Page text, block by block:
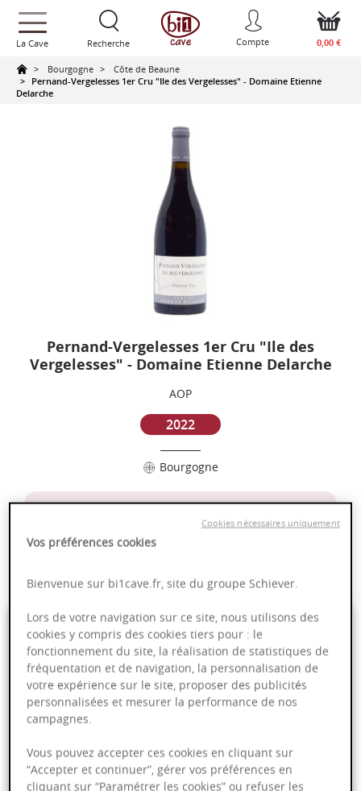
text.skipToContent
text.skipToNavigation
La Cave Recherche Compte 0,00 €
Bourgogne
Côte de Beaune
Pernand-Vergelesses 1er Cru "Ile des Vergelesses" - Domaine Etienne
Delarche
Pernand-Vergelesses 1er Cru "Ile des
Vergelesses" - Domaine Etienne Delarche
AOP
2022
Bourgogne
Puissant
Epicé
49,00 €
75cl- soit65,33 €/ L
Ajouter au panier
Vos préférences cookies
Bienvenue sur bi1cave.fr, site du groupe Schiever.
Lors de votre navigation sur ce site, nous utilisons des
cookies y compris des cookies tiers pour : le
fonctionnement du site, la réalisation de statistiques de
fréquentation et de navigation, la personnalisation de
votre expérience sur le site, proposer des publicités
personnalisées et mesurer la performance de nos
campagnes.
Vous pouvez accepter ces cookies en cliquant sur
“Accepter et continuer”, gérer vos préférences en
cliquant sur “Paramétrer les cookies” ou refuser les
Cookies nécessaires uniquement